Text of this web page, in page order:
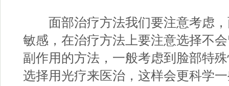
面部治疗方法我们要注意考虑，
敏感，在治疗方法上要注意选择不
副作用的方法，一般考虑到脸部特
选择用光疗来医治，这样会更科学